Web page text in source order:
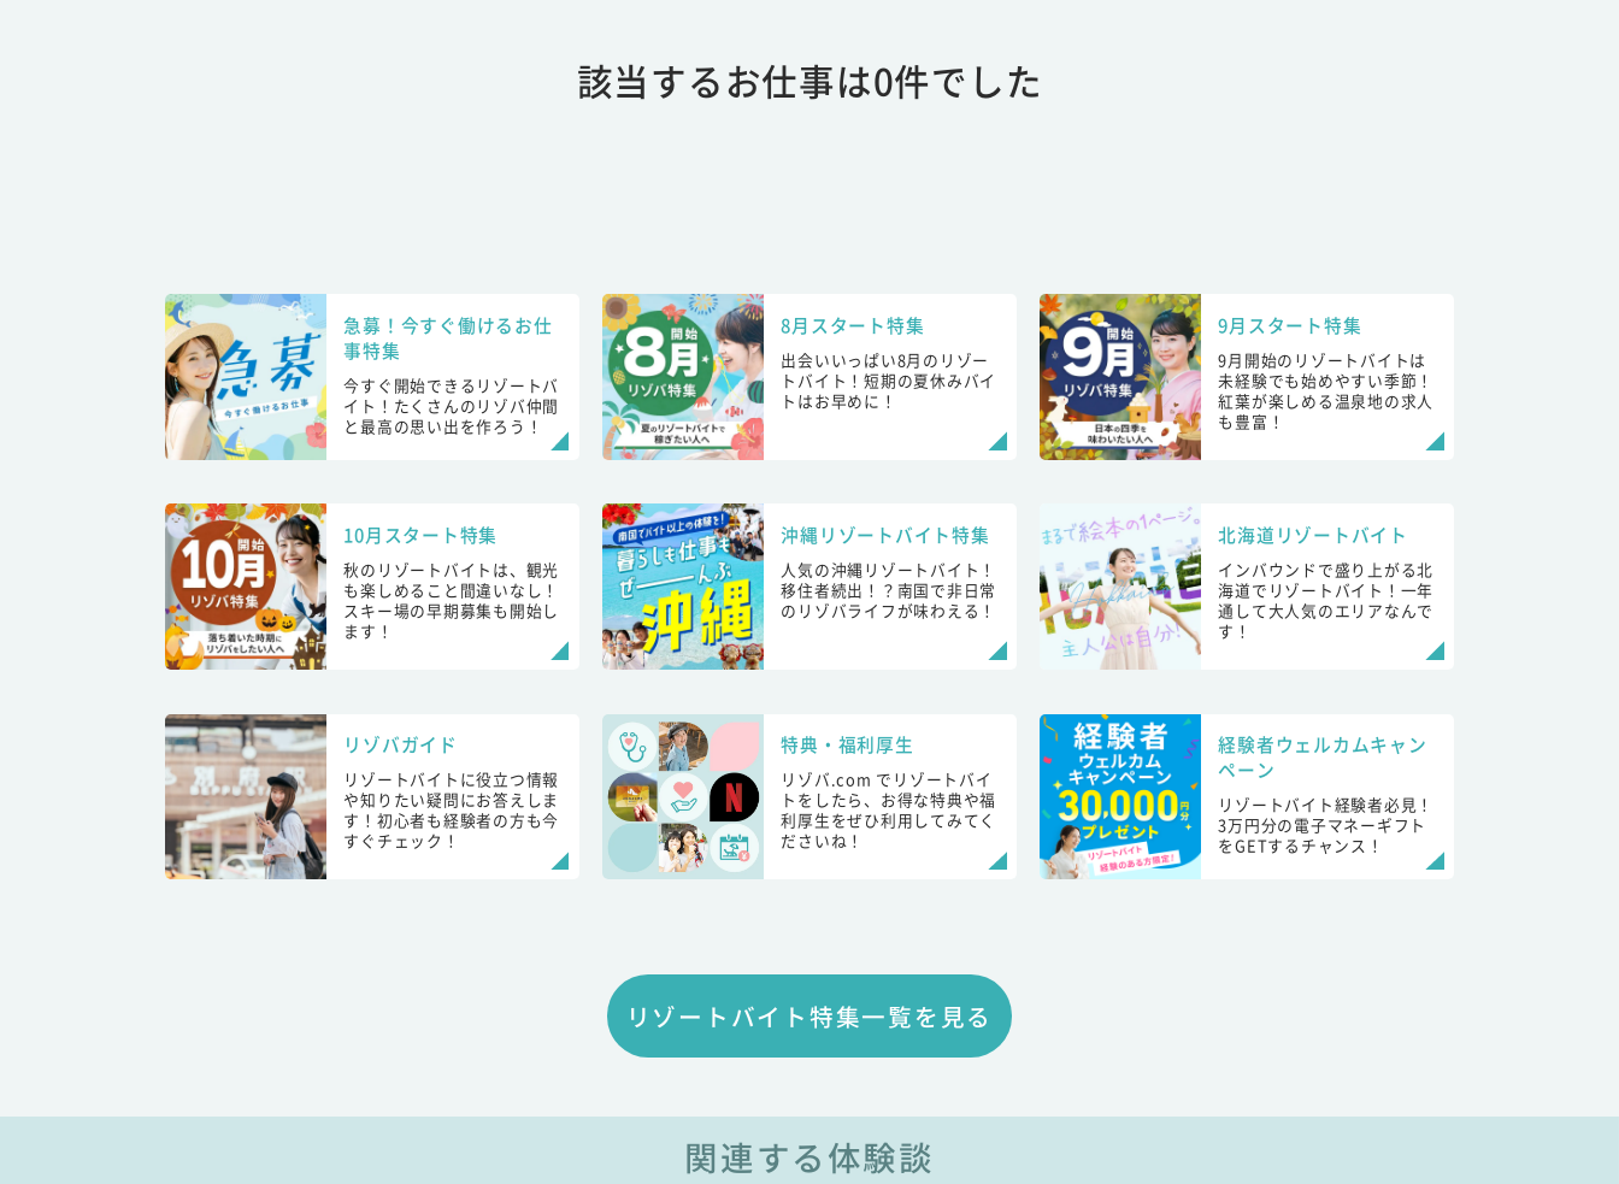
該当するお仕事は0件でした
急募！今すぐ働けるお仕
事特集
今すぐ開始できるリゾートバ
イト！たくさんのリゾバ仲間
と最高の思い出を作ろう！
8月スタート特集
出会いいっぱい8月のリゾー
トバイト！短期の夏休みバイ
トはお早めに！
9月スタート特集
9月開始のリゾートバイトは
未経験でも始めやすい季節！
紅葉が楽しめる温泉地の求人
も豊富！
10月スタート特集
秋のリゾートバイトは、観光
も楽しめること間違いなし！
スキー場の早期募集も開始し
ます！
沖縄リゾートバイト特集
人気の沖縄リゾートバイト！
移住者続出！？南国で非日常
のリゾバライフが味わえる！
北海道リゾートバイト
インバウンドで盛り上がる北
海道でリゾートバイト！一年
通して大人気のエリアなんで
す！
リゾバガイド
リゾートバイトに役立つ情報
や知りたい疑問にお答えしま
す！初心者も経験者の方も今
すぐチェック！
特典・福利厚生
リゾバ.com でリゾートバイ
トをしたら、お得な特典や福
利厚生をぜひ利用してみてく
ださいね！
経験者ウェルカムキャン
ペーン
リゾートバイト経験者必見！
3万円分の電子マネーギフト
をGETするチャンス！
リゾートバイト特集一覧を見る
関連する体験談